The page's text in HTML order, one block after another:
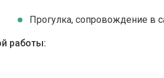
Прогулка, сопровождение в
работы: